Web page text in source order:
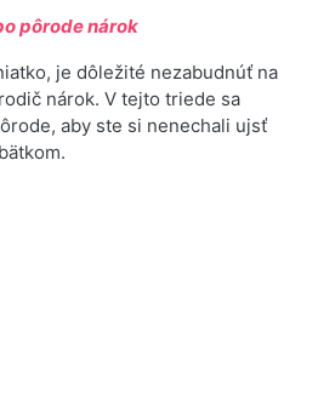
pôrode nárok
je dôležité nezabudnúť na
nárok. V tejto triede sa
aby ste si nenechali ujsť